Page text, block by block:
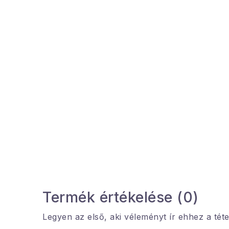
Termék értékelése (0)
Legyen az első, aki véleményt ír ehhez a